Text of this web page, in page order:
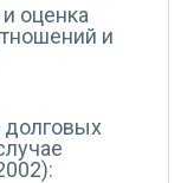
оценка
и
долговых